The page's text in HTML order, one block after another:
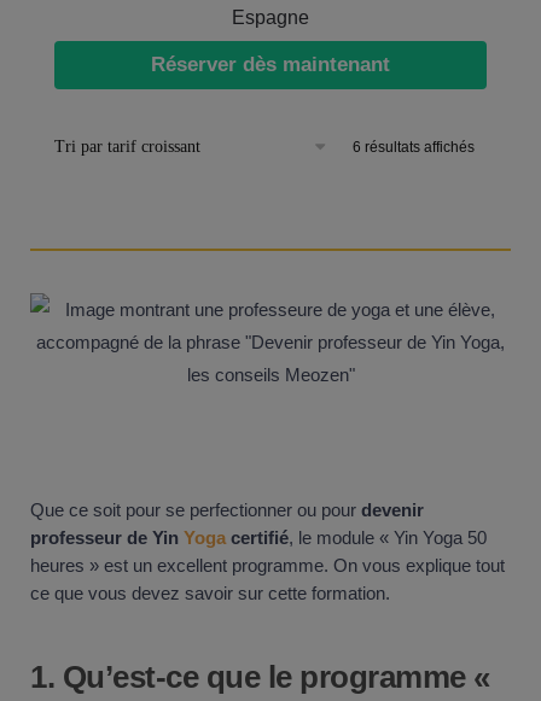
Espagne
Réserver dès maintenant
6 résultats affichés
Que ce soit pour se perfectionner ou pour devenir
professeur de Yin Yoga certifié, le module « Yin Yoga 50
heures » est un excellent programme. On vous explique tout
ce que vous devez savoir sur cette formation.
1. Qu’est-ce que le programme «